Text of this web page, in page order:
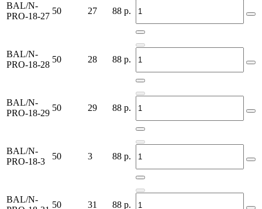
BAL/N-
PRO-18-27
50 27 88 р.
BAL/N-
PRO-18-28
50 28 88 р.
BAL/N-
PRO-18-29
50 29 88 р.
BAL/N-
PRO-18-3
50 3 88 р.
BAL/N-
50 31 88 р.